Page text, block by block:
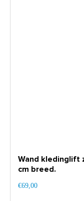
Wand kledinglift
cm breed.
€69,00